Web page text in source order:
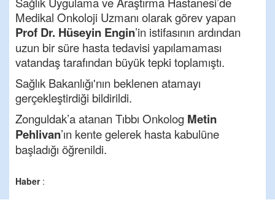
Medikal Onkoloji Uzmanı olarak görev yapan
Prof Dr. Hüseyin Engin’in istifasının ardından
uzun bir süre hasta tedavisi yapılamaması
vatandaş tarafından büyük tepki toplamıştı.
Sağlık Bakanlığı'nın beklenen atamayı
gerçekleştirdiği bildirildi.
Zonguldak’a atanan Tıbbı Onkolog Metin
Pehlivan’ın kente gelerek hasta kabulüne
başladığı öğrenildi.
Haber: